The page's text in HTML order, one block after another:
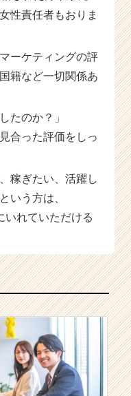
性責任者もおりま
ーケティングの評
籍など一切関係あ
たのか？」
合った評価をしっ
稼ぎたい、活躍し
いう方は、
いれていただける